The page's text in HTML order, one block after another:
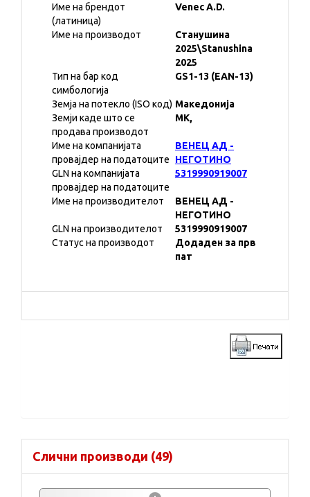
Име на брендот
(латиница)
Venec A.D.
Име на производот
Станушина
2025\Stanushina
2025
Тип на бар код
симбологија
GS1-13 (EAN-13)
Земја на потекло (ISO код) Македонија
Земји каде што се
продава производот
MK,
Име на компанијата
провајдер на податоците
ВЕНЕЦ АД -
НЕГОТИНО
GLN на компанијата
провајдер на податоците
5319990919007
Име на производителот
ВЕНЕЦ АД -
НЕГОТИНО
GLN на производителот
5319990919007
Статус на производот
Додаден за прв
пат
Слични производи (49)